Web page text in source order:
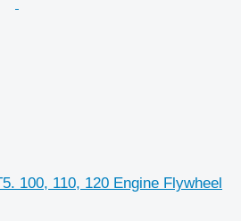
100, 110, 120 Engine Flywheel